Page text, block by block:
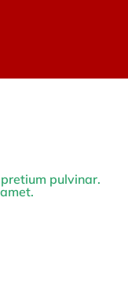
pulvinar.